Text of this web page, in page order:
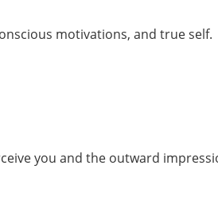
motivations, and true self.
you and the outward